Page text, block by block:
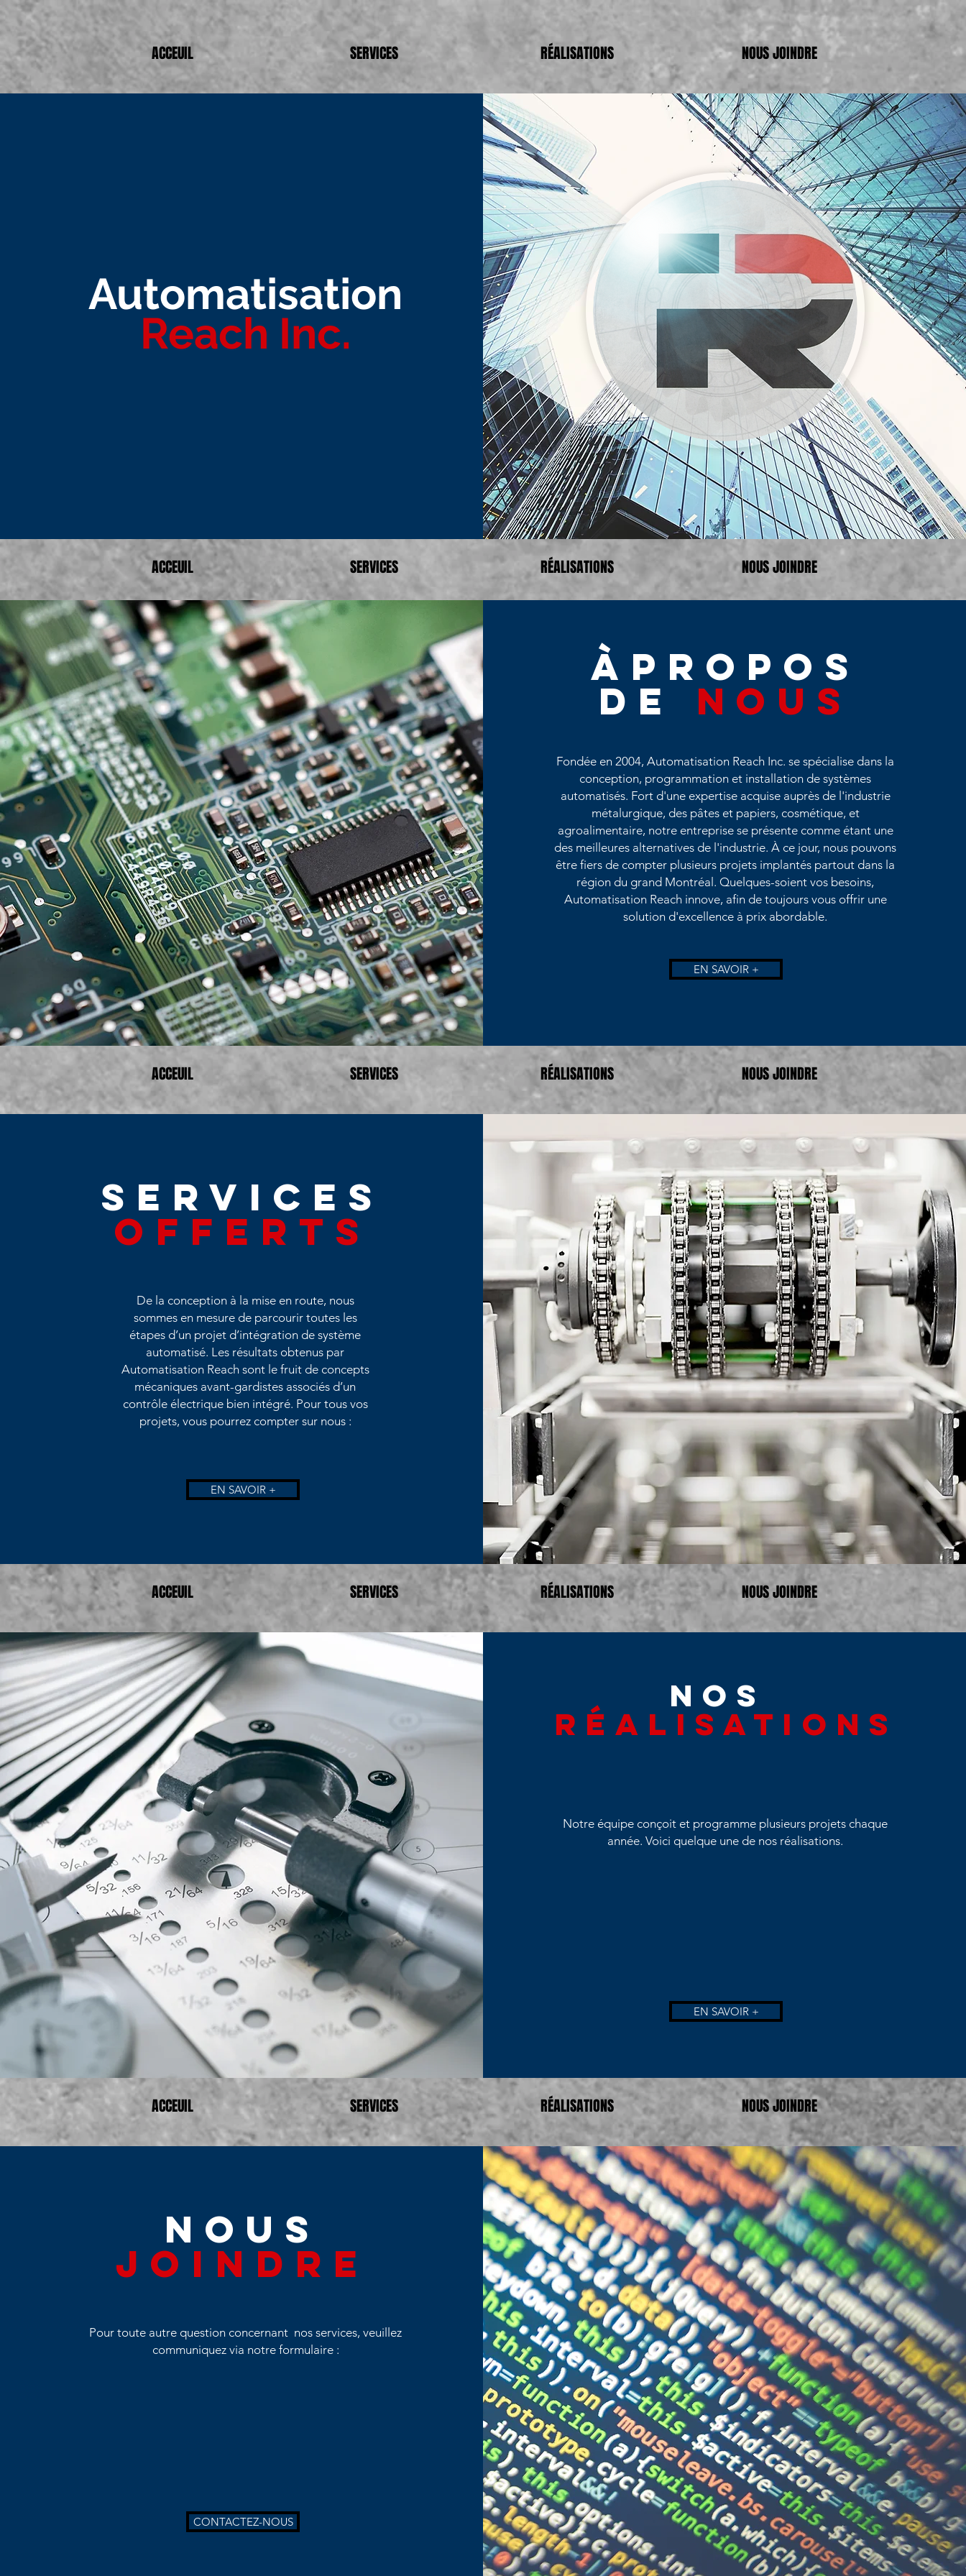
ACCEUIL SERVICES RÉALISATIONS NOUS JOINDRE
Automatisation
Reach Inc.
ACCEUIL SERVICES RÉALISATIONS NOUS JOINDRE
àpropos
de Nous
Fondée en 2004, Automatisation Reach Inc. se spécialise dans la
conception, programmation et installation de systèmes
automatisés. Fort d'une expertise acquise auprès de l'industrie
métalurgique, des pâtes et papiers, cosmétique, et
agroalimentaire, notre entreprise se présente comme étant une
des meilleures alternatives de l'industrie. À ce jour, nous pouvons
être fiers de compter plusieurs projets implantés partout dans la
région du grand Montréal. Quelques-soient vos besoins,
Automatisation Reach innove, afin de toujours vous offrir une
solution d'excellence à prix abordable.
EN SAVOIR +
ACCEUIL SERVICES RÉALISATIONS NOUS JOINDRE
services
offerts
De la conception à la mise en route, nous
sommes en mesure de parcourir toutes les
étapes d’un projet d’intégration de système
automatisé. Les résultats obtenus par
Automatisation Reach sont le fruit de concepts
mécaniques avant-gardistes associés d’un
contrôle électrique bien intégré. Pour tous vos
projets, vous pourrez compter sur nous :
EN SAVOIR +
ACCEUIL SERVICES RÉALISATIONS NOUS JOINDRE
nos
réalisations
Notre équipe conçoit et programme plusieurs projets chaque
année. Voici quelque une de nos réalisations.
EN SAVOIR +
ACCEUIL SERVICES RÉALISATIONS NOUS JOINDRE
nOUS
JOINDRE
Pour toute autre question concernant nos services, veuillez
communiquez via notre formulaire :
CONTACTEZ-NOUS